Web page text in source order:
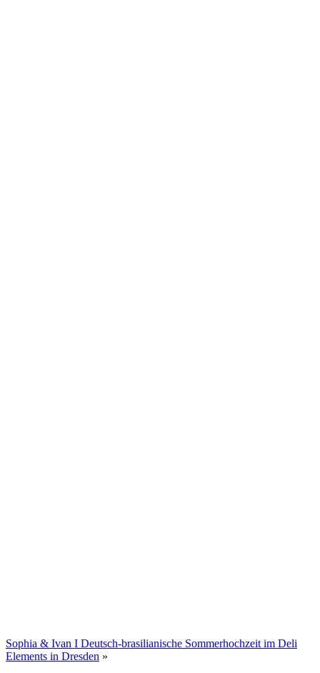
Sophia & Ivan I Deutsch-brasilianische Sommerhochzeit im Deli
Elements in Dresden »